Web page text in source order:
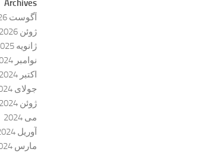
Archives
آگوست 2026
ژوئن 2026
ژانویه 2025
نوامبر 2024
اکتبر 2024
جولای 2024
ژوئن 2024
می 2024
آوریل 2024
مارس 2024